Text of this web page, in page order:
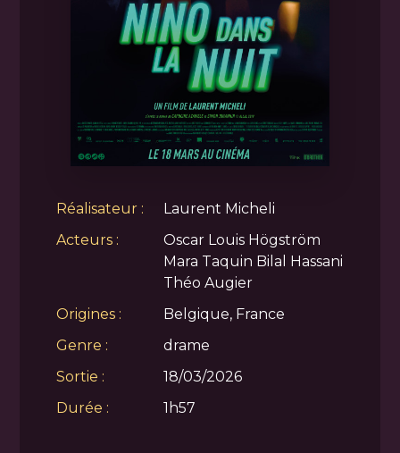
Réalisateur :
Laurent Micheli
Acteurs :
Oscar Louis Högström
Mara Taquin Bilal Hassani
Théo Augier
Origines :
Belgique, France
Genre :
drame
Sortie :
18/03/2026
Durée :
1h57